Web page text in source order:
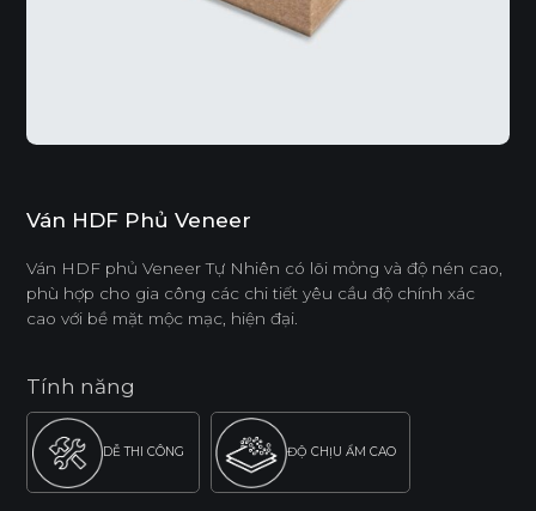
Ván HDF Phủ Veneer
Ván HDF phủ Veneer Tự Nhiên có lõi mỏng và độ nén cao,
phù hợp cho gia công các chi tiết yêu cầu độ chính xác
cao với bề mặt mộc mạc, hiện đại.
Tính năng
DỄ THI CÔNG ĐỘ CHỊU ẨM CAO